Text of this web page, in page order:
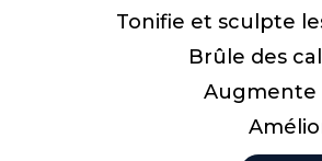
Tonifie et sculpte
Brûle des
Augmente